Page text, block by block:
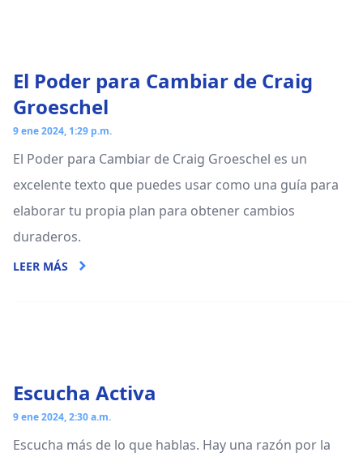
El Poder para Cambiar de Craig
Groeschel
9 ene 2024, 1:29 p.m.
El Poder para Cambiar de Craig Groeschel es un
excelente texto que puedes usar como una guía para
elaborar tu propia plan para obtener cambios
duraderos.
LEER MÁS
Escucha Activa
9 ene 2024, 2:30 a.m.
Escucha más de lo que hablas. Hay una razón por la